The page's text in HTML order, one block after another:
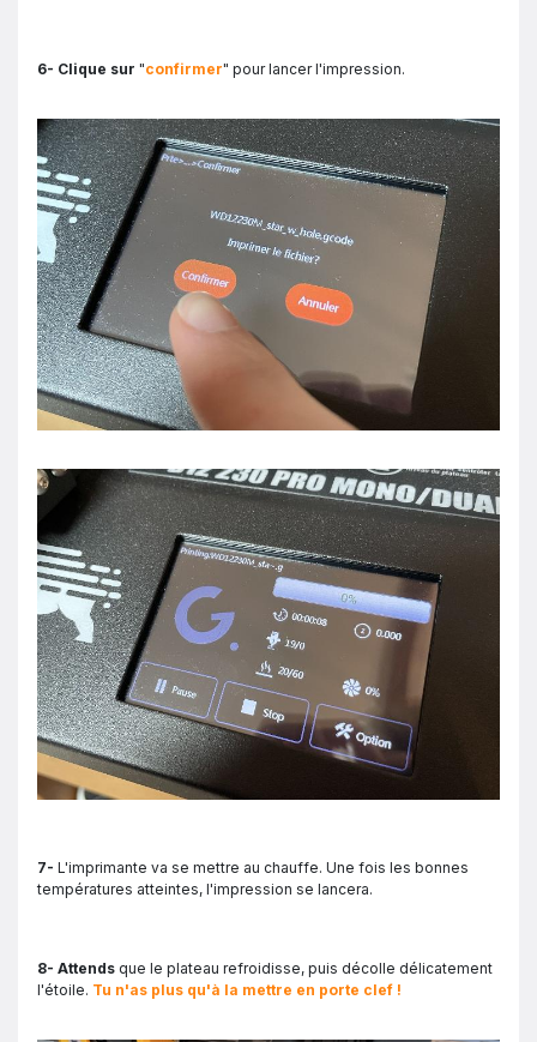
6- Clique sur "confirmer" pour lancer l'impression.
7- L'imprimante va se mettre au chauffe. Une fois les bonnes
températures atteintes, l'impression se lancera.
8- Attends que le plateau refroidisse, puis décolle délicatement
l'étoile. Tu n'as plus qu'à la mettre en porte clef !